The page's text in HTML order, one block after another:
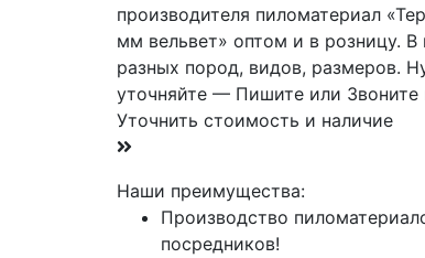
производителя пиломатериал
мм вельвет» оптом и в розницу.
разных пород, видов, размеров.
уточняйте — Пишите или Звоните
Уточнить стоимость и наличие
Наши преимущества:
Производство
посредников!